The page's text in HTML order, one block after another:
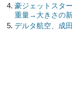
豪ジェットスタ
重量→大きさの
デルタ航空、成